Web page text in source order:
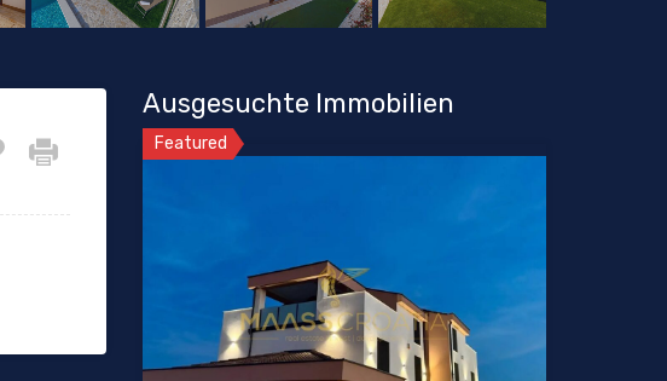
Ausgesuchte Immobilien
Featured